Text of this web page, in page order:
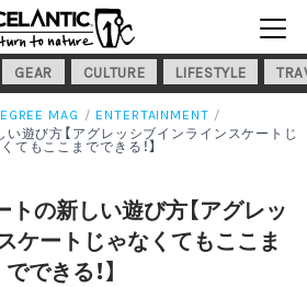
GEAR CULTURE LIFESTYLE
MAG
ENTERTAINMENT
遊び方【アグレッシブインラインスケートじ
てもここまでできる！】
の新しい遊び方【アグレッ
ケートじゃなくてもここま
でできる！】